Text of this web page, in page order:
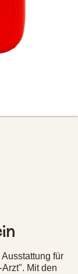
für
Mit den